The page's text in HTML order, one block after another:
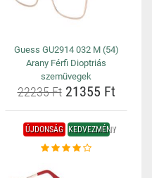
Guess GU2914 032 M (54)
Arany Férfi Dioptriás
szemüvegek
22235 Ft21355 Ft
ÚJDONSÁG KEDVEZMÉNY